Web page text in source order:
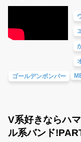
ゴールデンボンバー
V系好きならハ
ル系バンド